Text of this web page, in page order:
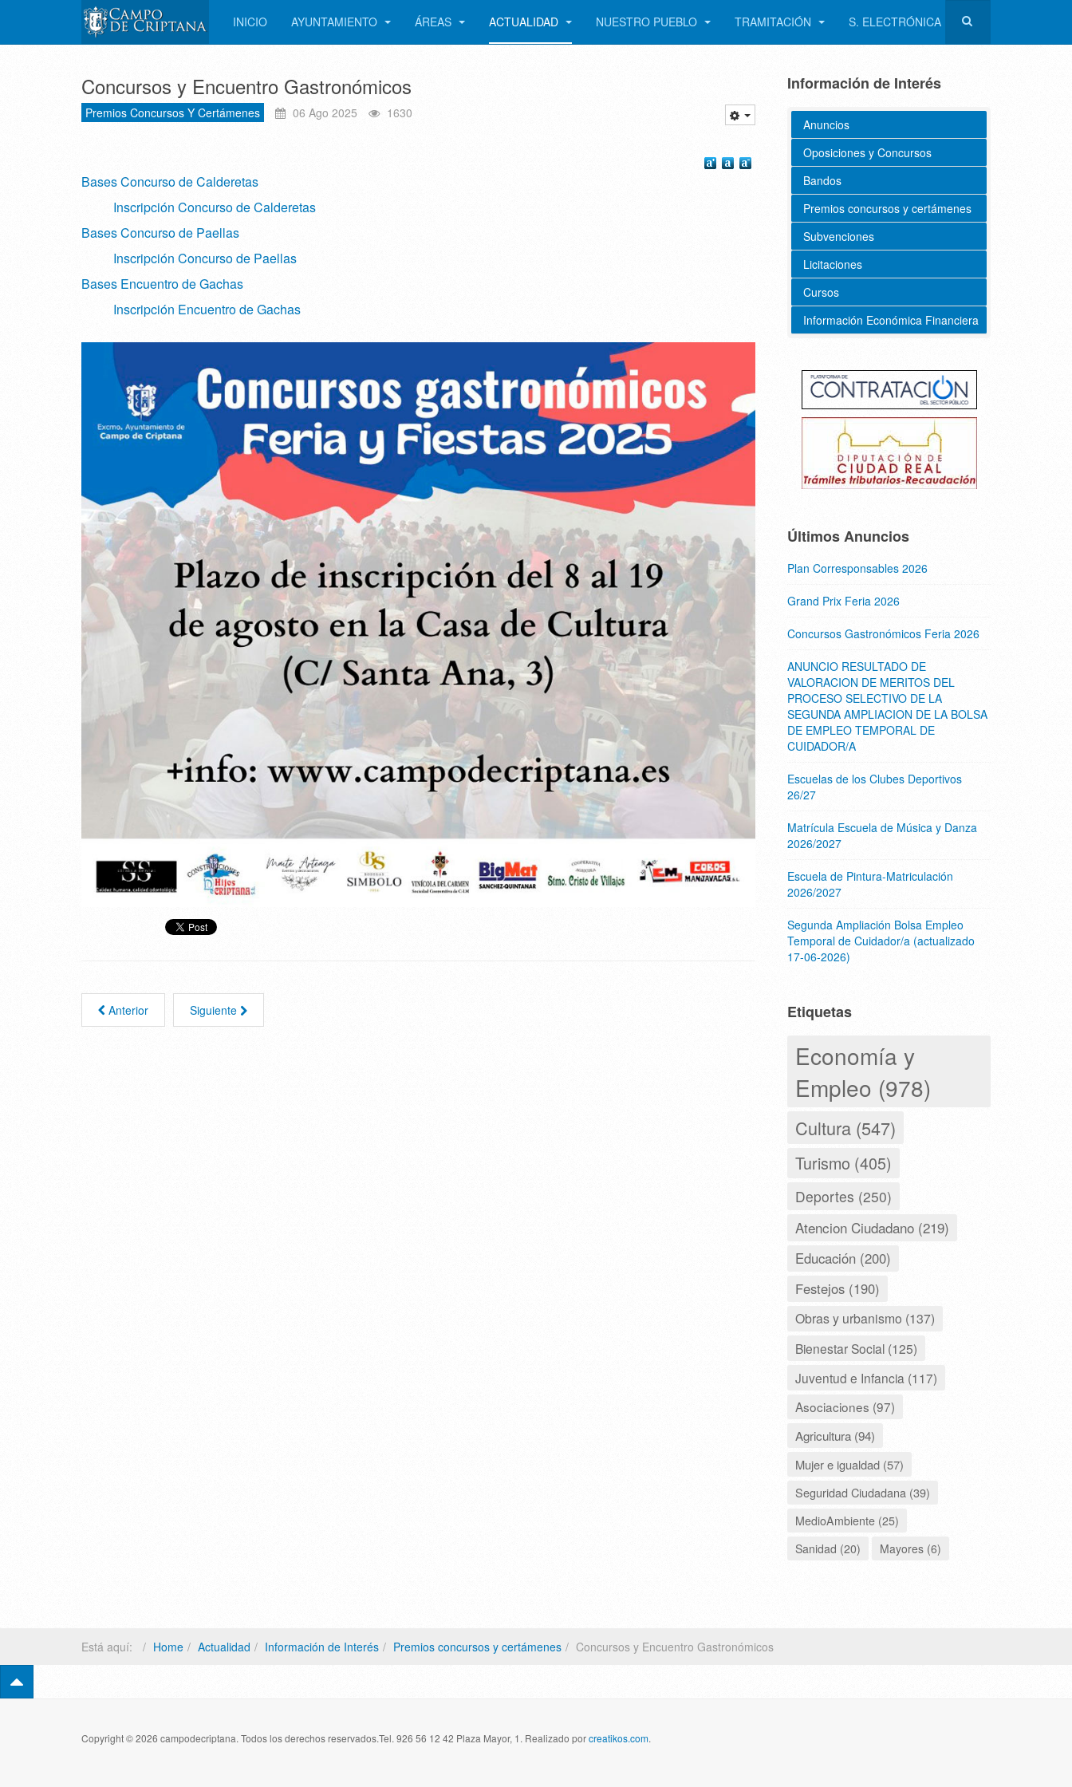
INICIO AYUNTAMIENTO ÁREAS ACTUALIDAD NUESTRO PUEBLO TRAMITACIÓN S. ELECTRÓNICA
Concursos y Encuentro Gastronómicos
Premios Concursos Y Certámenes 06 Ago 2025 1630
Bases Concurso de Calderetas
Inscripción Concurso de Calderetas
Bases Concurso de Paellas
Inscripción Concurso de Paellas
Bases Encuentro de Gachas
Inscripción Encuentro de Gachas
Anterior Siguiente
Información de Interés
Anuncios
Oposiciones y Concursos
Bandos
Premios concursos y certámenes
Subvenciones
Licitaciones
Cursos
Información Económica Financiera
Últimos Anuncios
Plan Corresponsables 2026
Grand Prix Feria 2026
Concursos Gastronómicos Feria 2026
ANUNCIO RESULTADO DE
VALORACION DE MERITOS DEL
PROCESO SELECTIVO DE LA
SEGUNDA AMPLIACION DE LA BOLSA
DE EMPLEO TEMPORAL DE
CUIDADOR/A
Escuelas de los Clubes Deportivos
26/27
Matrícula Escuela de Música y Danza
2026/2027
Escuela de Pintura-Matriculación
2026/2027
Segunda Ampliación Bolsa Empleo
Temporal de Cuidador/a (actualizado
17-06-2026)
Etiquetas
Economía y
Empleo (978)
Cultura (547)
Turismo (405)
Deportes (250)
Atencion Ciudadano (219)
Educación (200)
Festejos (190)
Obras y urbanismo (137)
Bienestar Social (125)
Juventud e Infancia (117)
Asociaciones (97)
Agricultura (94)
Mujer e igualdad (57)
Seguridad Ciudadana (39)
MedioAmbiente (25)
Sanidad (20)
Mayores (6)
Está aquí: Home Actualidad Información de Interés Premios concursos y certámenes Concursos y Encuentro Gastronómicos
Copyright © 2026 campodecriptana. Todos los derechos reservados.Tel. 926 56 12 42 Plaza Mayor, 1. Realizado porcreatikos.com.